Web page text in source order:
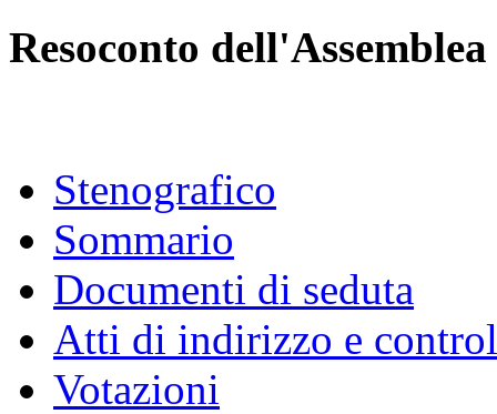
Resoconto dell'Assemblea
Stenografico
Sommario
Documenti di seduta
Atti di indirizzo e
Votazioni